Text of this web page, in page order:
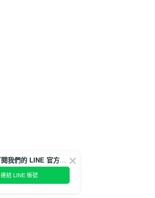
歡迎訂閱我們的 LINE 官方帳號
連結 LINE 帳號